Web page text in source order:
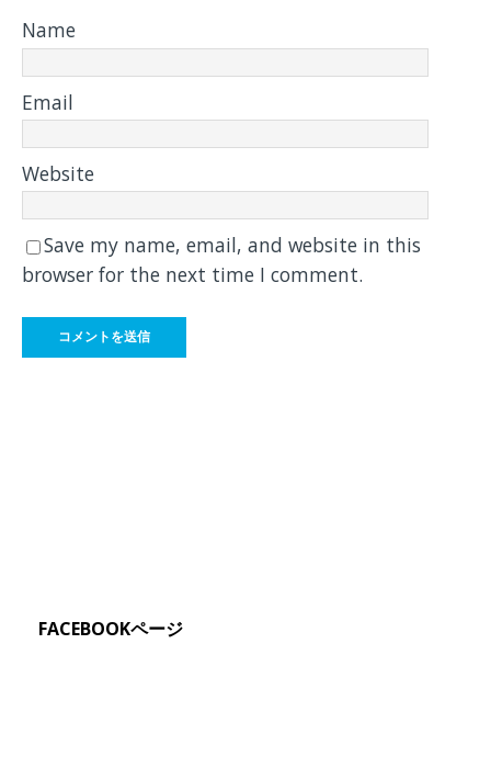
Name
Email
Website
Save my name, email, and website in this
browser for the next time I comment.
FACEBOOKページ